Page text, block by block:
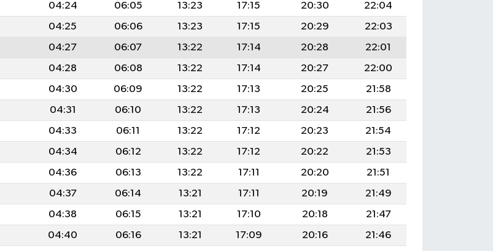
04:24 06:05 13:23 17:15 20:30
22:04
04:25 06:06 13:23 17:15 20:29
22:03
04:27 06:07 13:22 17:14 20:28
22:01
04:28 06:08 13:22 17:14 20:27
22:00
04:30 06:09 13:22 17:13 20:25
21:58
04:31 06:10 13:22 17:13 20:24
21:56
04:33 06:11 13:22 17:12 20:23
21:54
04:34 06:12 13:22 17:12 20:22
21:53
04:36 06:13 13:22 17:11 20:20
21:51
04:37 06:14 13:21 17:11 20:19
21:49
04:38 06:15 13:21 17:10 20:18
21:47
04:40 06:16 13:21 17:09 20:16
21:46